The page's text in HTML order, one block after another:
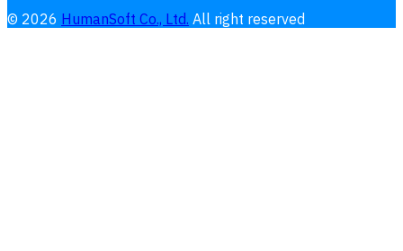
© 2026 HumanSoft Co., Ltd. All right reserved